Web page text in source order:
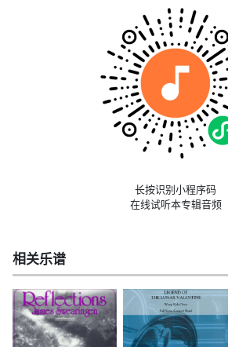
长按识别小程序码
在线试听本专辑音频
相关乐谱